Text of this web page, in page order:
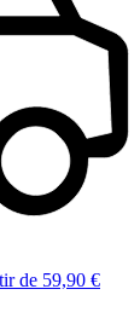
de 59,90 €